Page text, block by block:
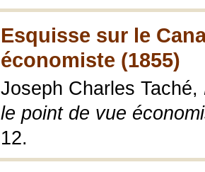
Esquisse sur le
économiste (1855)
Joseph Charles Taché,
le point de vue
12.